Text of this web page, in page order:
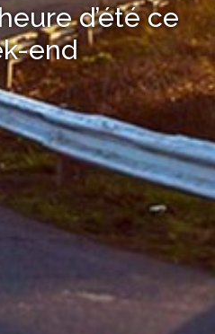
d’été ce
end